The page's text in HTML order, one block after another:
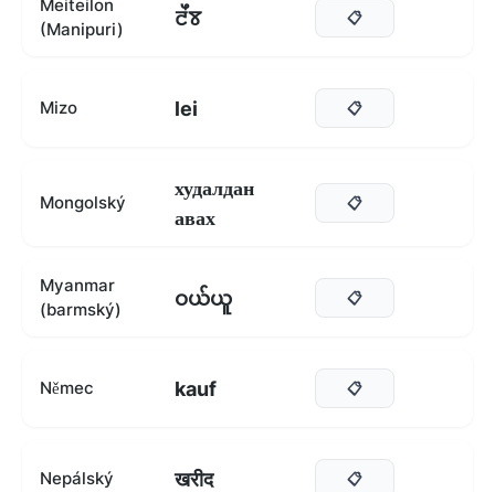
Meiteilon
(Manipuri)
ꯂꯩꯕ 📋
Mizo lei 📋
Mongolský
худалдан
авах
📋
Myanmar
(barmský)
ဝယ်ယူ 📋
Němec kauf 📋
Nepálský खरीद 📋